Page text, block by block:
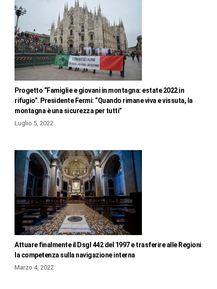
Progetto “Famiglie e giovani in montagna: estate 2022 in
rifugio”. Presidente Fermi: “Quando rimane viva e vissuta, la
montagna è una sicurezza per tutti”
Luglio 5, 2022
Attuare finalmente il Dsgl 442 del 1997 e trasferire alle Regioni
la competenza sulla navigazione interna
Marzo 4, 2022